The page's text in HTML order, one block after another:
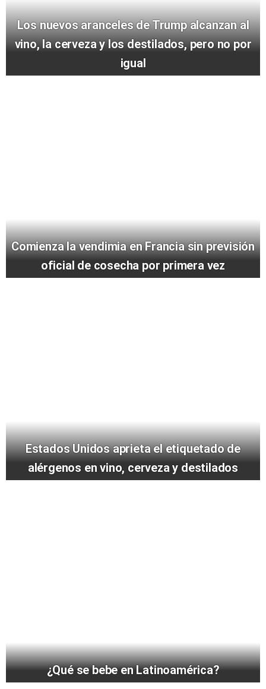
Los nuevos aranceles de Trump alcanzan al
vino, la cerveza y los destilados, pero no por
igual
Comienza la vendimia en Francia sin previsión
oficial de cosecha por primera vez
Estados Unidos aprieta el etiquetado de
alérgenos en vino, cerveza y destilados
¿Qué se bebe en Latinoamérica?